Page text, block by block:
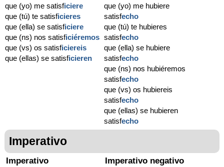
que (yo) me satisficiere
que (tú) te satisficieres
que (ella) se satisficiere
que (ns) nos satisficiéremos
que (vs) os satisficiereis
que (ellas) se satisficieren
que (yo) me hubiere
satisfecho
que (tú) te hubieres
satisfecho
que (ella) se hubiere
satisfecho
que (ns) nos hubiéremos
satisfecho
que (vs) os hubiereis
satisfecho
que (ellas) se hubieren
satisfecho
Imperativo
Imperativo Imperativo negativo